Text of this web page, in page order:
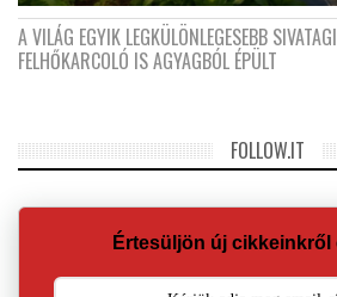
A VILÁG EGYIK LEGKÜLÖNLEGESEBB
FELHŐKARCOLÓ IS AGYAGBÓL ÉPÜLT
FOLLOW.IT
Értesüljön új cikkeinkről